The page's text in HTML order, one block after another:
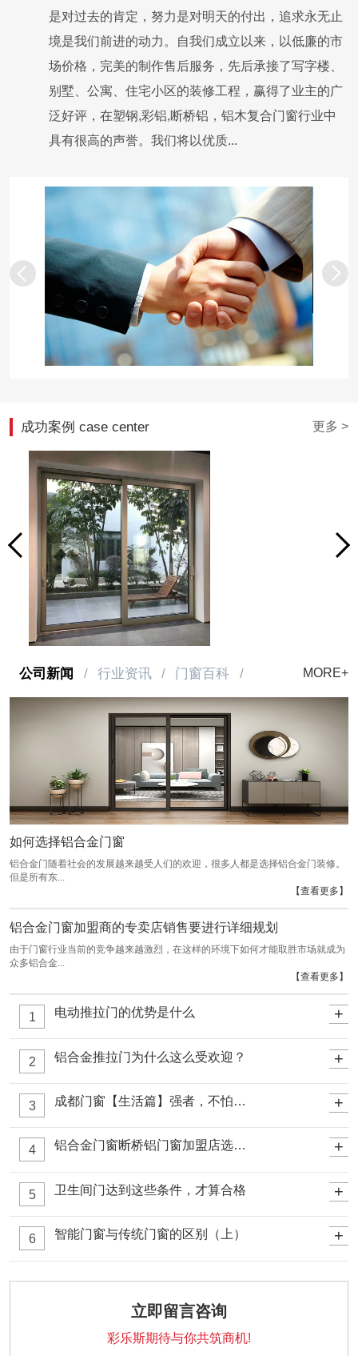
是对过去的肯定，努力是对明天的付出，追求永无止
境是我们前进的动力。自我们成立以来，以低廉的市
场价格，完美的制作售后服务，先后承接了写字楼、
别墅、公寓、住宅小区的装修工程，赢得了业主的广
泛好评，在塑钢,彩铝,断桥铝，铝木复合门窗行业中
具有很高的声誉。我们将以优质...
成功案例 case center 更多 >
公司新闻 / 行业资讯 / 门窗百科 / MORE+
如何选择铝合金门窗
铝合金门随着社会的发展越来越受人们的欢迎，很多人都是选择铝合金门装修。
但是所有东...
【查看更多】
铝合金门窗加盟商的专卖店销售要进行详细规划
由于门窗行业当前的竞争越来越激烈，在这样的环境下如何才能取胜市场就成为
众多铝合金...
【查看更多】
1 电动推拉门的优势是什么 +
2 铝合金推拉门为什么这么受欢迎？ +
3 成都门窗【生活篇】强者，不怕磨难 +
4 铝合金门窗断桥铝门窗加盟店选址的的条件参考 +
5 卫生间门达到这些条件，才算合格 +
6 智能门窗与传统门窗的区别（上） +
立即留言咨询
彩乐斯期待与你共筑商机!